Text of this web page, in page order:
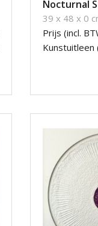
Nocturnal
39 x 48 x 0
Prijs (incl.
Kunstuitleen